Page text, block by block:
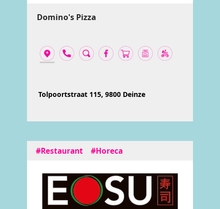
Domino's Pizza
Tolpoortstraat 115, 9800 Deinze
#Restaurant #Horeca